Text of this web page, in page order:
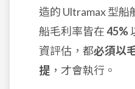
造的 Ultramax 型
船毛利率皆在45%
資評估，都必須以
提 ，才會執行。